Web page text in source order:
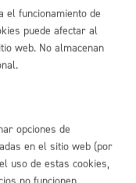
el funcionamiento de
puede afectar al
web. No almacenan
opciones de
en el sitio web (por
uso de estas cookies,